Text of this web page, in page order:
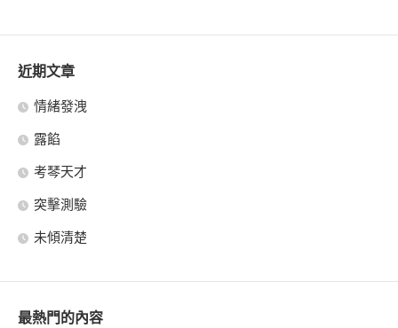
近期文章
情緒發洩
露餡
考琴天才
突擊測驗
未傾清楚
最熱門的內容